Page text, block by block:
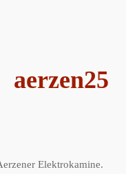
aerzen25
Elektrokamine.